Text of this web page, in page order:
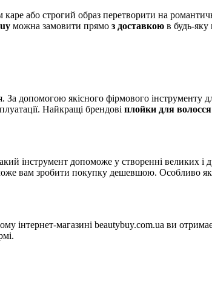
або строгий образ перетворити на
можна замовити прямо з доставкою в будь-
За допомогою якісного фірмового інструменту
Найкращі брендові плойки для
інструмент допоможе у створенні великих і
вам зробити покупку дешевшою. Особливо
інтернет-магазині beautybuy.com.ua ви